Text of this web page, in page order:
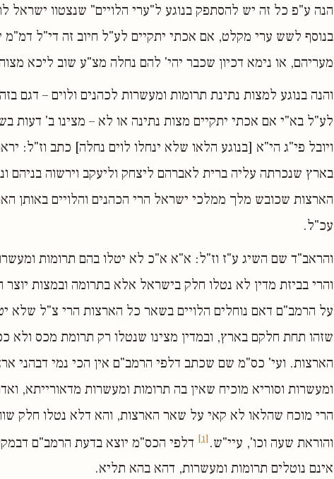
הנה ע"פ כל זה יש להסתפק בנוגע ל"ערי הלויים" שנצטוו
בנוסף לשש ערי מקלט, אם אכתי יתקיים לע"ל חיוב זה די"ל
מעריהם, או נימא דכיון שכבר יהי' להם נחלה מצ"ע שוב ליכא
והנה בנוגע למצות נתינת תרומות ומעשרות לכהנים ולוים – דגם
לע"ל בא"י אם אכתי יתקיים מצות נתינה או לא – מצינו ב'
ויובל פי"ג הי"א [בנוגע הלאו שלא ינחלו לוים נחלה] כתב וז"ל:
בארץ שנכרתה עליה ברית לאברהם ליצחק וליעקב וירשוה
הארצות שכובש מלך ממלכי ישראל הרי הכהנים והלויים באותן
עכ"ל.
והראב"ד שם השיג ע"ז וז"ל: א"א א"כ לא יטלו בהם תרומות
והרי בביזת מדין לא נטלו חלק בישראל אלא בתרומה ובמצות
על הרמב"ם דאם נוחלים הלויים בשאר כל הארצות הרי צ"ל שלא
שזהו תחת חלקם בארץ, ובמדין מצינו שנטלו רק תרומת מכס ולא
הארצות. ועי' כס"מ שם שכתב דלפי הרמב"ם אין הכי נמי דבהני
ומעשרות וסוריא מוכיח שאין בה תרומות ומעשרות מדאורייתא,
הרי מוכח שהלאו לא קאי על שאר הארצות, והא דלא נטלו חלק
והוראת שעה וכו', עיי"ש. [1]
דלפי הכס"מ יוצא בדעת הרמב"ם
אינם נוטלים תרומות ומעשרות, דהא בהא תליא.